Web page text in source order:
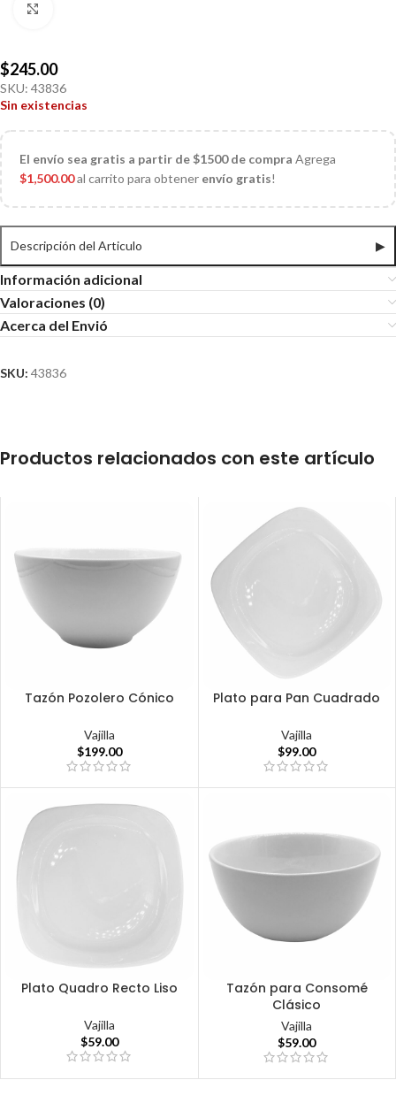
$245.00
SKU: 43836
Sin existencias
El envío sea gratis a partir de $1500 de compra Agrega
$1,500.00al carrito para obtener envío gratis!
Descripción del Articulo ▶
Información adicional
Valoraciones (0)
Acerca del Envió
SKU: 43836
Productos relacionados con este artículo
Tazón Pozolero Cónico
Vajilla
$199.00
Plato para Pan Cuadrado
Vajilla
$99.00
Plato Quadro Recto Liso
Vajilla
$59.00
Tazón para Consomé
Clásico
Vajilla
$59.00